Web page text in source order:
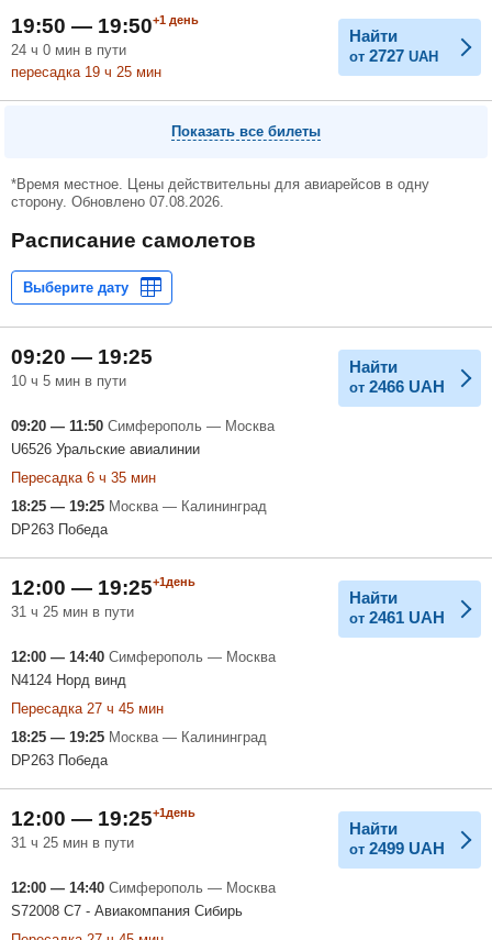
19:50 — 19:50+1 день
24 ч 0 мин в пути
пересадка 19 ч 25 мин
Найти
от 2727 UAH
Показать все билеты
*Время местное. Цены действительны для авиарейсов в одну
сторону. Обновлено 07.08.2026.
Расписание самолетов
09:20 — 19:25
10 ч 5 мин в пути
Найти
от 2466 UAH
09:20 — 11:50 Симферополь — Москва
U6526 Уральские авиалинии
Пересадка 6 ч 35 мин
18:25 — 19:25 Москва — Калининград
DP263 Победа
12:00 — 19:25+1день
31 ч 25 мин в пути
Найти
от 2461 UAH
12:00 — 14:40 Симферополь — Москва
N4124 Норд винд
Пересадка 27 ч 45 мин
18:25 — 19:25 Москва — Калининград
DP263 Победа
12:00 — 19:25+1день
31 ч 25 мин в пути
Найти
от 2499 UAH
12:00 — 14:40 Симферополь — Москва
S72008 С7 - Авиакомпания Сибирь